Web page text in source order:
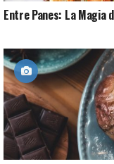
Entre Panes: La Magia